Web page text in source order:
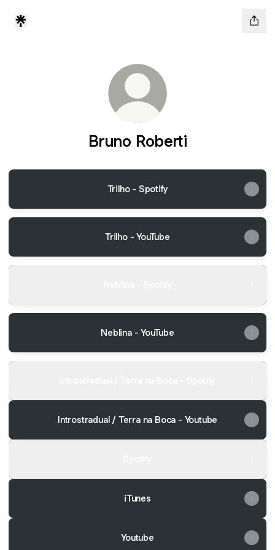
Bruno Roberti
Trilho - Spotify
Trilho - YouTube
Neblina - YouTube
Introstradual / Terra na Boca - Youtube
iTunes
Youtube